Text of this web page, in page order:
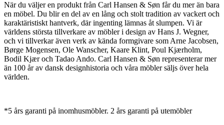
När du väljer en produkt från Carl Hansen & Søn får du mer än bara
en möbel. Du blir en del av en lång och stolt tradition av vackert och
karaktäristiskt hantverk, där ingenting lämnas åt slumpen. Vi är
världens största tillverkare av möbler i design av Hans J. Wegner,
och vi tillverkar även verk av kända formgivare som Arne Jacobsen,
Børge Mogensen, Ole Wanscher, Kaare Klint, Poul Kjærholm,
Bodil Kjær och Tadao Ando. Carl Hansen & Søn representerar mer
än 100 år av dansk designhistoria och våra möbler säljs över hela
världen.
*5 års garanti på inomhusmöbler. 2 års garanti på utemöbler